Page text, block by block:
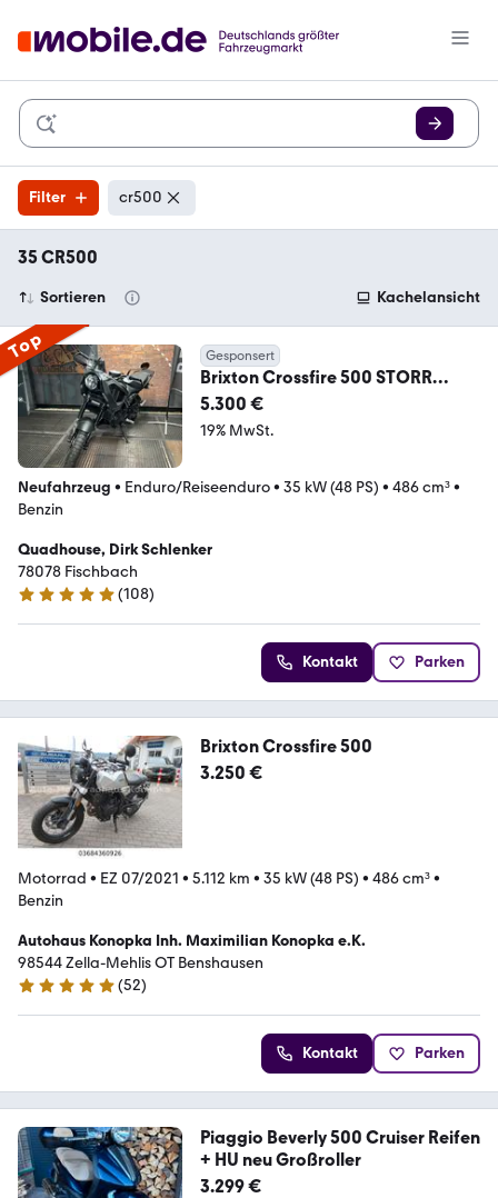
Filter cr500
35 CR500
Sortieren Kachelansicht
Top Gesponsert
Brixton Crossfire 500 STORR
*AKTION*Aussteller
5.300 €
19% MwSt.
Neufahrzeug • Enduro/Reiseenduro• 35 kW (48 PS) • 486 cm³•
Benzin
Quadhouse, Dirk Schlenker
78078 Fischbach
4.8 Sterne
(108)
Kontakt Parken
Brixton Crossfire 500
3.250 €
Motorrad • EZ 07/2021 • 5.112 km • 35 kW (48 PS) • 486 cm³•
Benzin
Autohaus Konopka Inh. Maximilian Konopka e.K.
98544 Zella-Mehlis OT Benshausen
5 Sterne
(52)
Kontakt Parken
Piaggio Beverly 500 Cruiser Reifen
+ HU neu Großroller
3.299 €